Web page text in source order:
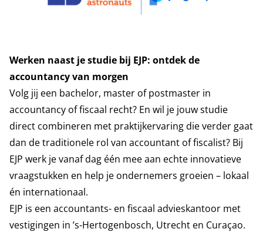
Werken naast je studie bij EJP: ontdek de
accountancy van morgen
Volg jij een bachelor, master of postmaster in
accountancy of fiscaal recht? En wil je jouw studie
direct combineren met praktijkervaring die verder gaat
dan de traditionele rol van accountant of fiscalist? Bij
EJP werk je vanaf dag één mee aan echte innovatieve
vraagstukken en help je ondernemers groeien – lokaal
én internationaal.
EJP is een accountants- en fiscaal advieskantoor met
vestigingen in ’s-Hertogenbosch, Utrecht en Curaçao.